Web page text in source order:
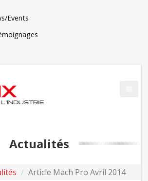
Events
Actualités
Article Mach Pro Avril 2014